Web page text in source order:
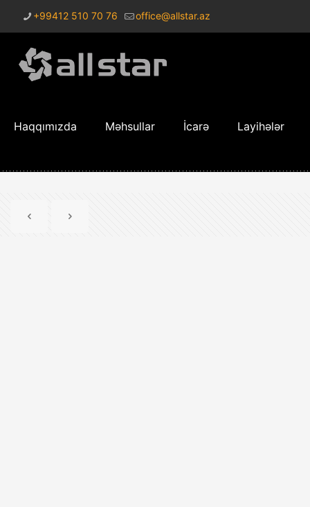
+99412 510 70 76 office@allstar.az
Haqqımızda Məhsullar İcarə Layihələr